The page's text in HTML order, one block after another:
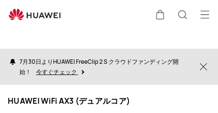
AX3
(デ
ア
ー
ト
索
オ
プ
ン
メ
7月30日よりHUAWEI FreeClip 2 S クラウドファンディング開
始！
今すぐチェック
HUAWEI WiFi AX3 (デュアルコア)